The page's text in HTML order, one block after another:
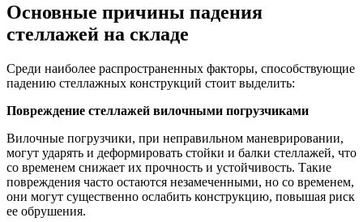
Основные причины падения
стеллажей на складе
Среди наиболее распространенных факторы, способствующие
падению стеллажных конструкций стоит выделить:
Повреждение стеллажей вилочными погрузчиками
Вилочные погрузчики, при неправильном маневрировании,
могут ударять и деформировать стойки и балки стеллажей, что
со временем снижает их прочность и устойчивость. Такие
повреждения часто остаются незамеченными, но со временем,
они могут существенно ослабить конструкцию, повышая риск
ее обрушения.